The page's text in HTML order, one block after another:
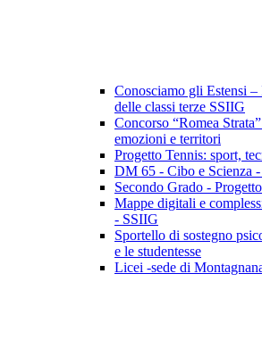
Conosciamo gli Estensi –
delle classi terze SSIIG
Concorso “Romea
emozioni e territori
Progetto Tennis: sport,
DM 65 - Cibo e Scienza
Secondo Grado -
Mappe digitali e
- SSIIG
Sportello di sostegno
e le studentesse
Licei -sede di